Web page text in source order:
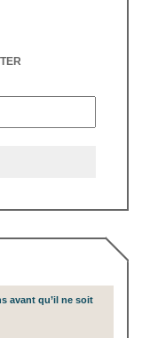
avant qu’il ne soit